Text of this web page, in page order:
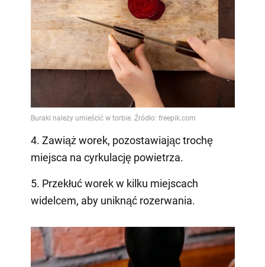
4. Zawiąż worek, pozostawiając trochę
miejsca na cyrkulację powietrza.
5. Przekłuć worek w kilku miejscach
widelcem, aby uniknąć rozerwania.